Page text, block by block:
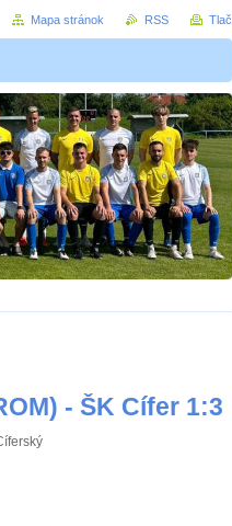
- ŠK Cífer 1:3
Mapa stránok RSS Tlač